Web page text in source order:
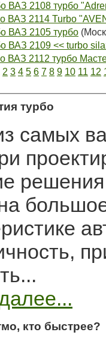
ВАЗ 2108 турбо
ВАЗ 2114 Turbo
ВАЗ 2105 турбо
ВАЗ 2109 << turbo
ВАЗ 2112 турбо
2 3 4 5 6 7 8 9 10 11 12
турбо
самых
кто быстрее?